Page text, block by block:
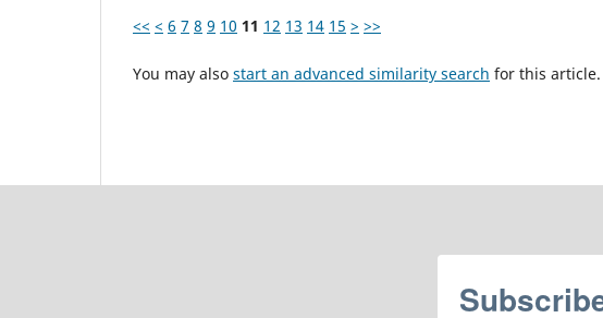
<< < 6 7 8 9 10 11 12 13 14 15 > >>
You may also start an advanced similarity search for this article.